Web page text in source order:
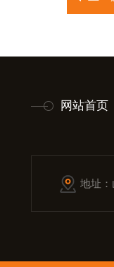
网站首页
地址